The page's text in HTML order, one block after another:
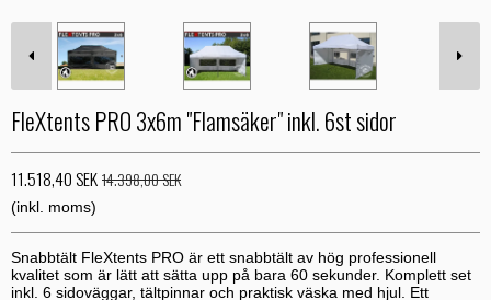
FleXtents PRO 3x6m "Flamsäker" inkl. 6st sidor
11.518,40 SEK14.398,00 SEK
(inkl. moms)
Snabbtält FleXtents PRO är ett snabbtält av hög professionell
kvalitet som är lätt att sätta upp på bara 60 sekunder. Komplett set
inkl. 6 sidoväggar, tältpinnar och praktisk väska med hjul. Ett